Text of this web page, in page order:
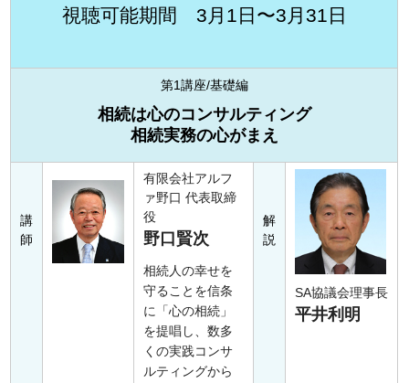
視聴可能期間 3月1日〜3月31日
第1講座/基礎編
相続は心のコンサルティング
相続実務の心がまえ
講
師
有限会社アルフ
ァ野口 代表取締
役
野口賢次
相続人の幸せを
守ることを信条
に「心の相続」
を提唱し、数多
くの実践コンサ
ルティングから
解
説
SA協議会理事長
平井利明